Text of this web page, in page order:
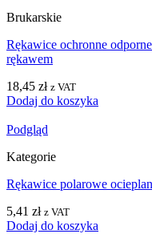
Brukarskie
Rękawice ochronne
rękawem
18,45 zł z VAT
Dodaj do koszyka
Podgląd
Kategorie
Rękawice polarowe
5,41 zł z VAT
Dodaj do koszyka